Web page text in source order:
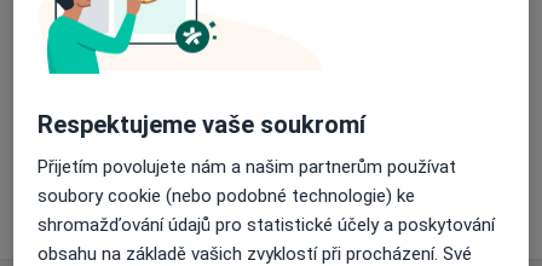
Přiblížit mapu
Co mám v takové situaci udělat?
Víceo adrese
Respektujeme vaše soukromí
Přijetím povolujete nám a našim partnerům používat
soubory cookie (nebo podobné technologie) ke
shromažďování údajů pro statistické účely a poskytování
obsahu na základě vašich zvyklostí při procházení. Své